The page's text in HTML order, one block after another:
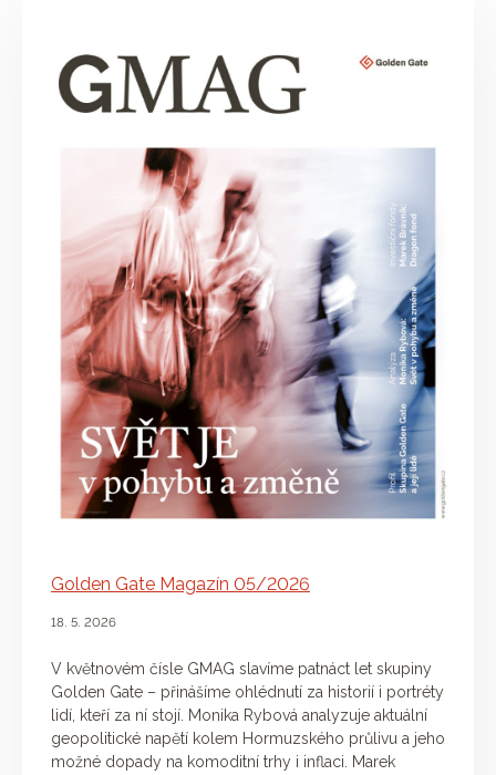
Golden Gate Magazín 05/2026
18. 5. 2026
V květnovém čísle GMAG slavíme patnáct let skupiny
Golden Gate – přinášíme ohlédnutí za historií i portréty
lidí, kteří za ní stojí. Monika Rybová analyzuje aktuální
geopolitické napětí kolem Hormuzského průlivu a jeho
možné dopady na komoditní trhy i inflaci. Marek